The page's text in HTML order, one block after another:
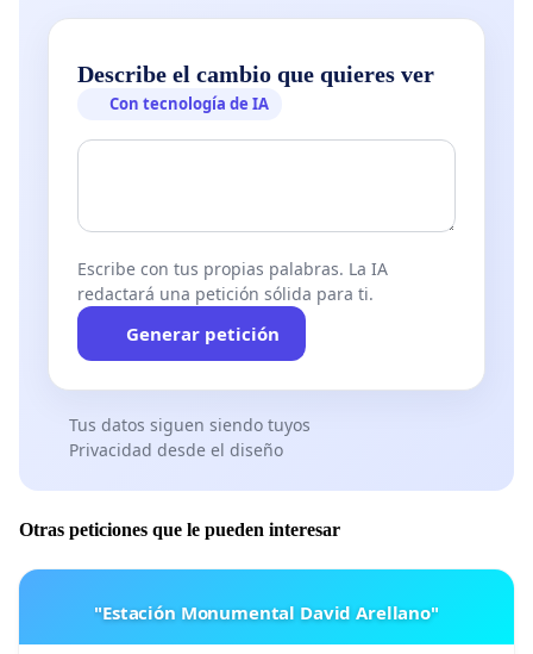
Describe el cambio que quieres ver
Con tecnología de IA
Escribe con tus propias palabras. La IA
redactará una petición sólida para ti.
Generar petición
Tus datos siguen siendo tuyos
Privacidad desde el diseño
Otras peticiones que le pueden interesar
"Estación Monumental David Arellano"